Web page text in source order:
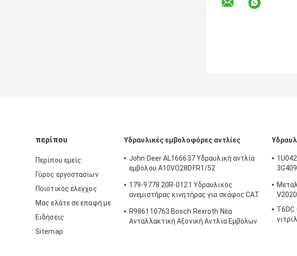
περίπου
Περίπου εμείς
Γύρος εργοστασίων
Ποιοτικός έλεγχος
Μας ελάτε σε επαφή με
Ειδήσεις
Sitemap
Υδραυλικές εμβολοφόρες αντλίες
John Deer AL166637 Υδραυλική αντλία
εμβόλου A10VO28DFR1/52
179-9778 20R-0121 Υδραυλικός
ανεμιστήρας κινητήρας για σκάφος CAT
R986110763 Bosch Rexroth Νέα
Ανταλλακτική Αξονική Αντλία Εμβόλων
T6DC